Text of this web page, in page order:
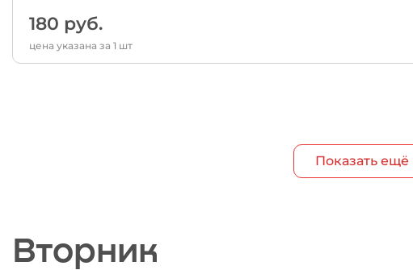
180 руб.
цена указана за 1 шт
Показать ещё
Вторник